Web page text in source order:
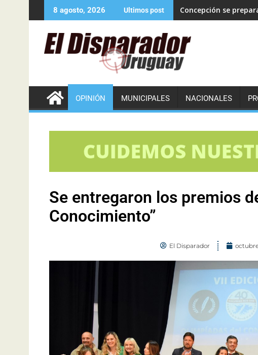
8 agosto, 2026 Ultimos post Concepción se
OPINIÓN MUNICIPALES NACIONALES
Se entregaron los premios
Conocimiento”
El Disparador